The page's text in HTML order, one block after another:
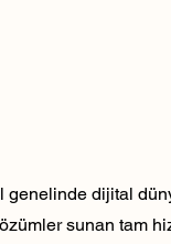
dijital
sunan tam